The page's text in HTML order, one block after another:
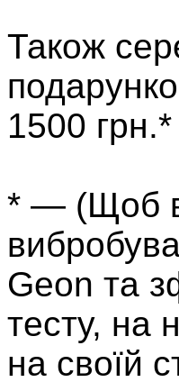
Також
1500 грн.*
* — (Щоб
Geon та
тесту, на
на своїй